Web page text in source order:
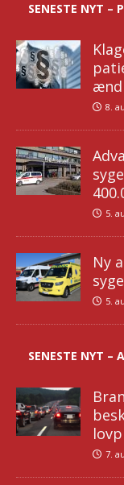
SENESTE NYT –
8.
5.
Ny
5.
SENESTE NYT –
7.